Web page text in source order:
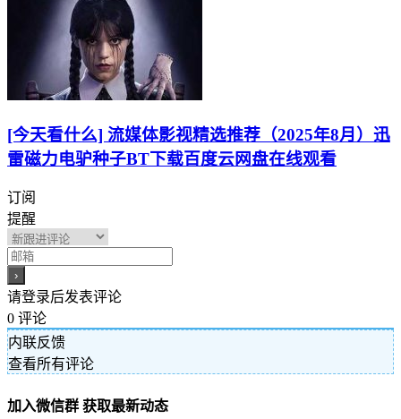
[今天看什么] 流媒体影视精选推荐（2025年8月）迅
雷磁力电驴种子BT下载百度云网盘在线观看
订阅
提醒
请登录后发表评论
0 评论
内联反馈
查看所有评论
加入微信群 获取最新动态